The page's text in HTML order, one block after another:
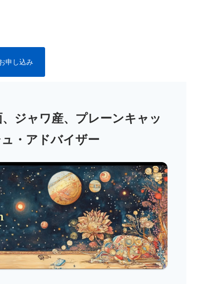
申し込み